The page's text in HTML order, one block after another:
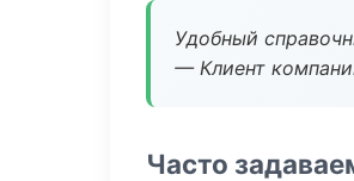
Удобный
— Клиент
Часто